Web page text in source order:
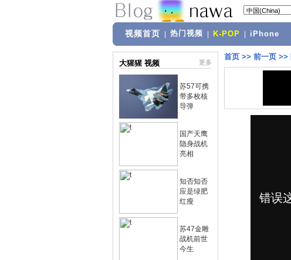
视频首页 热门视频 K-POP iPhone
大猩猩 视频 更多
苏57可携
带多枚核
导弹
国产天鹰
隐身战机
亮相
知否知否
应是绿肥
红瘦
苏47金雕
战机前世
今生
首页 >> 前一页 >>